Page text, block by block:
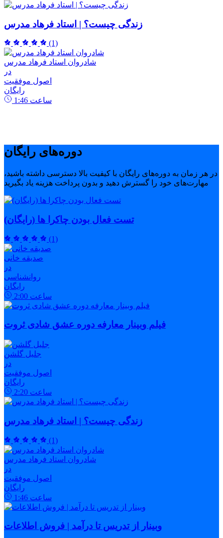
زندگی چیست؟ | استاد فرهاد مدرس
(1)
شادروان استاد فرهاد مدرس
در
اصول موفقیت
رایگان
1:46 ساعت
دوره‌های رایگان
در هر زمان به دوره‌های رایگان با کیفیت بالا دسترسی داشته باشید،
مهارت‌های خود را گسترش دهید و بدون پرداخت هزینه یاد بگیرید
تست فعال بودن چاکرا ها (رایگان)
(1)
صدیقه خانی
در
روانشناسی
رایگان
2:00 ساعت
فیلم وبینار معارفه دوره عشق شادی ثروت
جلیل گلشن
در
اصول موفقیت
رایگان
2:20 ساعت
زندگی چیست؟ | استاد فرهاد مدرس
(1)
شادروان استاد فرهاد مدرس
در
اصول موفقیت
رایگان
1:46 ساعت
وبینار از تدریس تا درآمد | فروش اطلاعات